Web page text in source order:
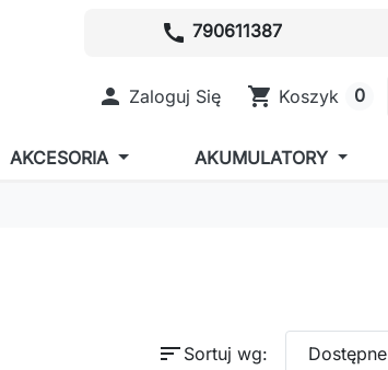
call 790611387
 Zaloguj Się shopping_cart Koszyk 0
AKCESORIA AKUMULATORY
sort Sortuj wg: Dostępne